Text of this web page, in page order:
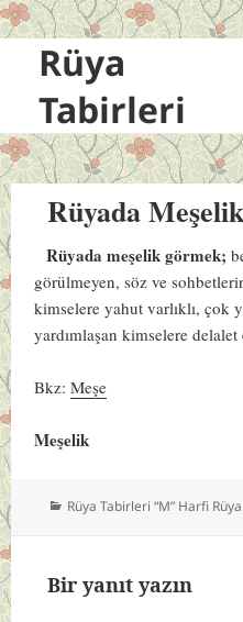
Rüya
Tabirleri
Rüyada
Rüyada meşelik görmek;
görülmeyen, söz ve
kimselere yahut varlıklı, çok
yardımlaşan kimselere delalet
Bkz:Meşe
Meşelik
Kategoriler
Rüya Tabirleri “M” Harfi
Bir yanıt yazın